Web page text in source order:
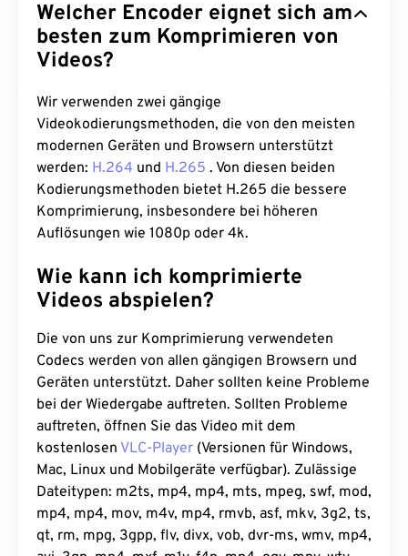
Welcher Encoder eignet sich am
besten zum Komprimieren von
Videos?
Wir verwenden zwei gängige
Videokodierungsmethoden, die von den meisten
modernen Geräten und Browsern unterstützt
werden: H.264 und H.265 . Von diesen beiden
Kodierungsmethoden bietet H.265 die bessere
Komprimierung, insbesondere bei höheren
Auflösungen wie 1080p oder 4k.
Wie kann ich komprimierte
Videos abspielen?
Die von uns zur Komprimierung verwendeten
Codecs werden von allen gängigen Browsern und
Geräten unterstützt. Daher sollten keine Probleme
bei der Wiedergabe auftreten. Sollten Probleme
auftreten, öffnen Sie das Video mit dem
kostenlosen VLC-Player (Versionen für Windows,
Mac, Linux und Mobilgeräte verfügbar). Zulässige
Dateitypen: m2ts, mp4, mp4, mts, mpeg, swf, mod,
mp4, mp4, mov, m4v, mp4, rmvb, asf, mkv, 3g2, ts,
qt, rm, mpg, 3gpp, flv, divx, vob, dvr-ms, wmv, mp4,